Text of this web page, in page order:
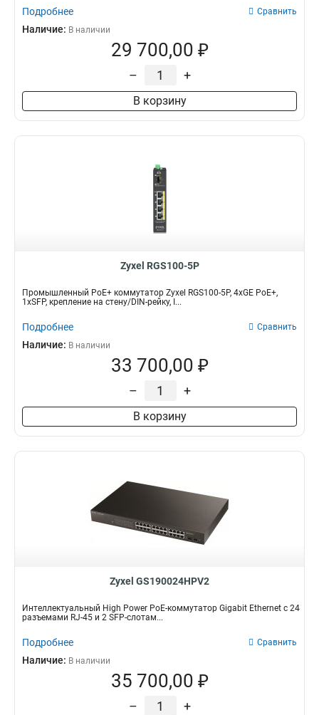
Подробнее Сравнить
Наличие: В наличии
29 700,00 ₽
– +
В корзину
Zyxel RGS100-5P
Промышленный PoE+ коммутатор Zyxel RGS100-5P, 4xGE PoE+,
1xSFP, крепление на стену/DIN-рейку, I...
Подробнее Сравнить
Наличие: В наличии
33 700,00 ₽
– +
В корзину
Zyxel GS190024HPV2
Интеллектуальный High Power PoE-коммутатор Gigabit Ethernet с 24
разъемами RJ-45 и 2 SFP-слотам...
Подробнее Сравнить
Наличие: В наличии
35 700,00 ₽
– +